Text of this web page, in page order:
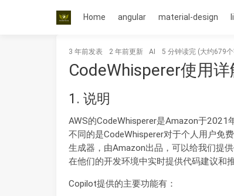
Home angular material-design
3 年前发表 2 年前更新 AI 5 分钟读完 (大约679
CodeWhisperer使用详
1. 说明
AWS的CodeWhisperer是Amazon于2021
不同的是CodeWhisperer对于个人用户免
生成器，由Amazon出品，可以给我们提
在他们的开发环境中实时提供代码建议和推
Copilot提供的主要功能有：